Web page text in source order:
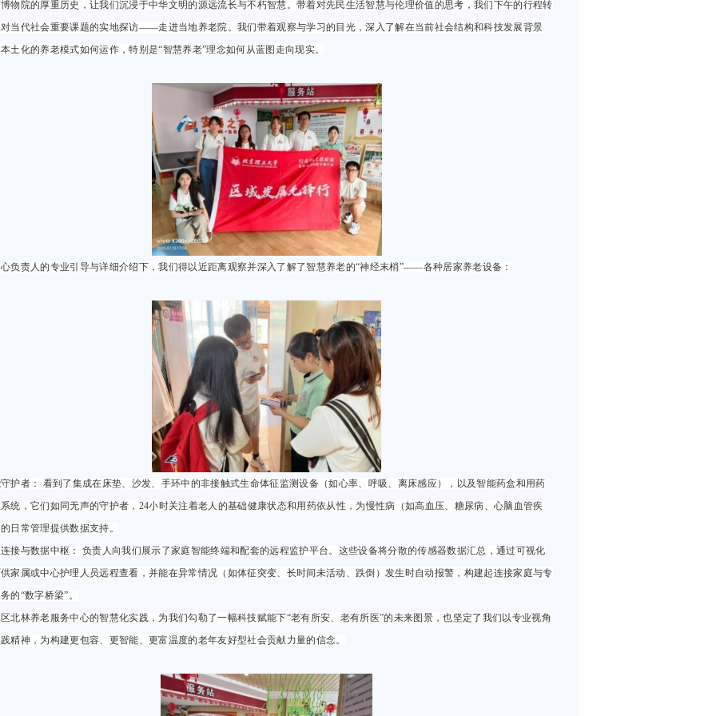
物院的厚重历史，让我们沉浸于中华文明的源远流长与不朽智慧。带着对先民生活智慧与伦理价值的思考，我们下午的行程转
当代社会重要课题的实地探访——走进当地养老院。我们带着观察与学习的目光，深入了解在当前社会结构和科技发展背景
土化的养老模式如何运作，特别是“智慧养老”理念如何从蓝图走向现实。
负责人的专业引导与详细介绍下，我们得以近距离观察并深入了解了智慧养老的“神经末梢”——各种居家养老设备：
护者： 看到了集成在床垫、沙发、手环中的非接触式生命体征监测设备（如心率、呼吸、离床感应），以及智能药盒和用药
统，它们如同无声的守护者，24小时关注着老人的基础健康状态和用药依从性，为慢性病（如高血压、糖尿病、心脑血管疾
日常管理提供数据支持。
接与数据中枢： 负责人向我们展示了家庭智能终端和配套的远程监护平台。这些设备将分散的传感器数据汇总，通过可视化
家属或中心护理人员远程查看，并能在异常情况（如体征突变、长时间未活动、跌倒）发生时自动报警，构建起连接家庭与专
的“数字桥梁”。
北林养老服务中心的智慧化实践，为我们勾勒了一幅科技赋能下“老有所安、老有所医”的未来图景，也坚定了我们以专业视角
精神，为构建更包容、更智能、更富温度的老年友好型社会贡献力量的信念。